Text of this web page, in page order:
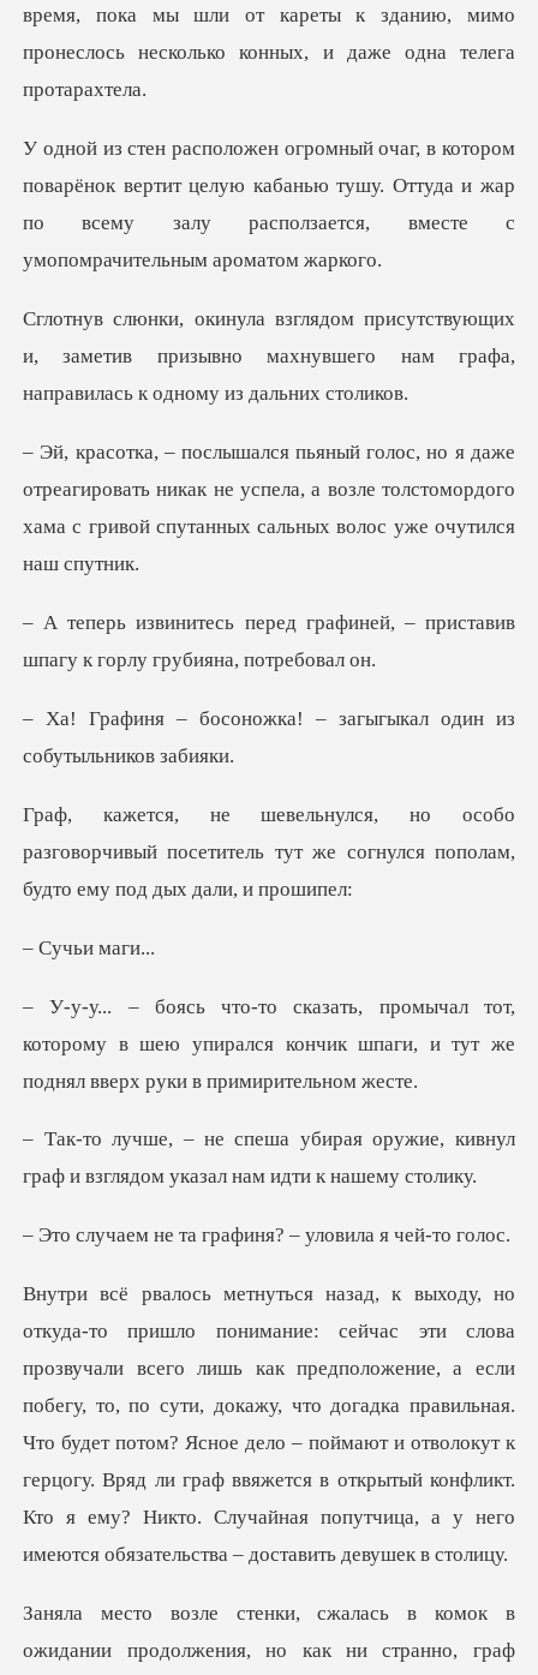
нок вертит целую кабанью тушу. Оттуда и жар
по всему залу
ющих
и, заметив призывно махнувшего нам граф
еагировать никак не успела, а возле толстомордого
хама с
рафиней, – приставив
шпагу к
ка! – загыгыкал один из
азговорчивый посетитель тут же согнулся п
ьи ма
от,
которому в шею упирался кончик шпаги, и ту
я оружие, кивнул
граф и взглядом
а графиня? – улови
, а если
побегу, то, по сути, докажу, что догадка правильная.
Что будет потом? Ясное дело – поймают и отволокут к
герцогу. Вряд ли гр
ии продолжения, но как ни странно, граф